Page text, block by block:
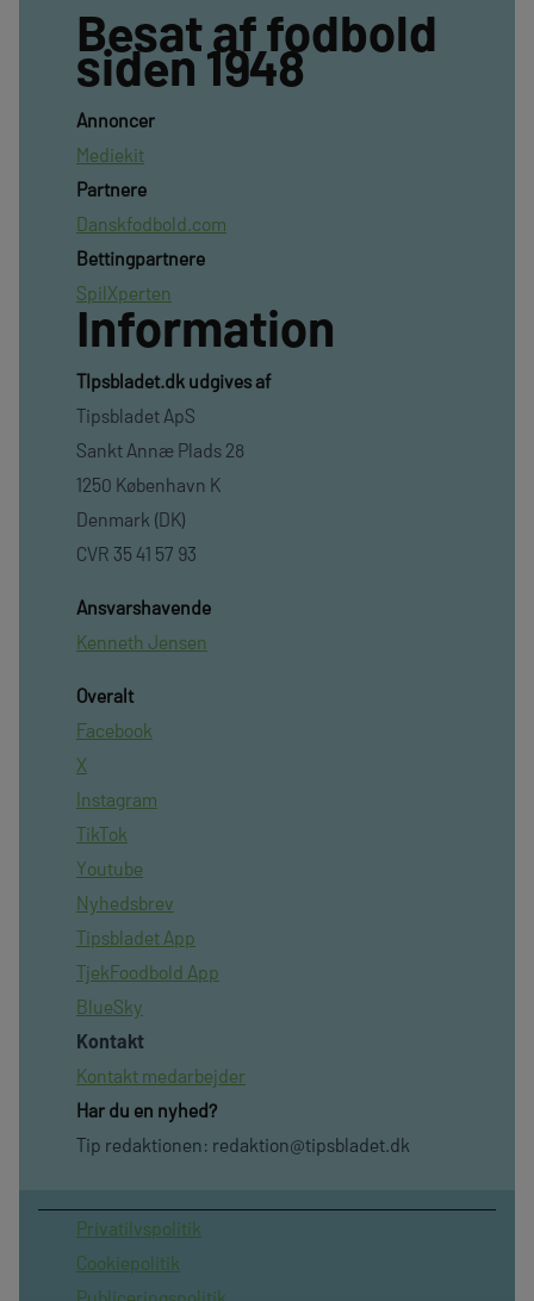
Besat af fodbold
siden 1948
Annoncer
Mediekit
Partnere
Danskfodbold.com
Bettingpartnere
SpilXperten
Information
TIpsbladet.dk udgives af
Tipsbladet ApS
Sankt Annæ Plads 28
1250 København K
Denmark (DK)
CVR 35 41 57 93
Ansvarshavende
Kenneth Jensen
Overalt
Facebook
X
Instagram
TikTok
Youtube
Nyhedsbrev
Tipsbladet App
TjekFoodbold App
BlueSky
Kontakt
Kontakt medarbejder
Har du en nyhed?
Tip redaktionen: redaktion@tipsbladet.dk
Privatilvspolitik
Cookiepolitik